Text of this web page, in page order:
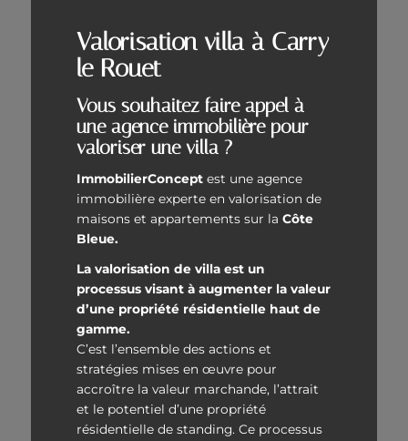
Valorisation villa à Carry
le Rouet
Vous souhaitez faire appel à
une agence immobilière pour
valoriser une villa ?
ImmobilierConcept est une agence
immobilière experte en valorisation de
maisons et appartements sur la Côte
Bleue.
La valorisation de villa est un
processus visant à augmenter la valeur
d’une propriété résidentielle haut de
gamme.
C’est l’ensemble des actions et
stratégies mises en œuvre pour
accroître la valeur marchande, l’attrait
et le potentiel d’une propriété
résidentielle de standing. Ce processus